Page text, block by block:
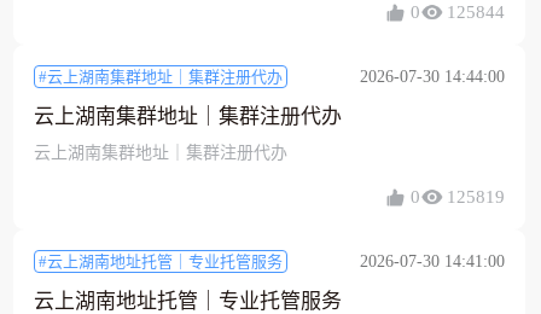
0 125844
#云上湖南集群地址｜集群注册代办 2026-07-30 14:44:00
云上湖南集群地址｜集群注册代办
云上湖南集群地址｜集群注册代办
0 125819
#云上湖南地址托管｜专业托管服务 2026-07-30 14:41:00
云上湖南地址托管｜专业托管服务